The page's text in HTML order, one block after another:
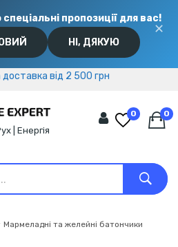
пропозиції для вас!
НІ, ДЯКУЮ
✕
від 2 500 грн
від 2 500 грн
| Енергія
0 0
Мармеладні та желейні батончики